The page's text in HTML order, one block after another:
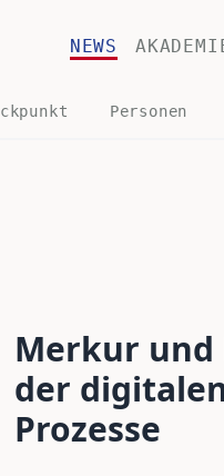
NEWS
Personen
Merkur
der
Prozesse